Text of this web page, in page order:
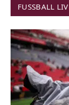
FUSSBALL LIVE